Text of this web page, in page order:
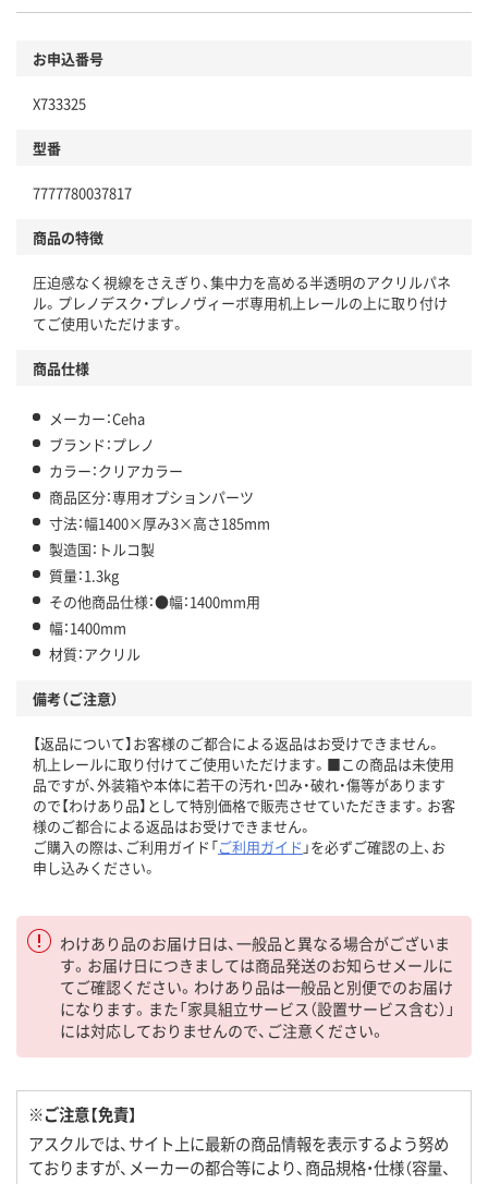
お申込番号
X733325
型番
7777780037817
商品の特徴
圧迫感なく視線をさえぎり、集中力を高める半透明のアクリルパネ
ル。プレノデスク・プレノヴィーボ専用机上レールの上に取り付け
てご使用いただけます。
商品仕様
メーカー：Ceha
ブランド：プレノ
カラー：クリアカラー
商品区分：専用オプションパーツ
寸法：幅1400×厚み3×高さ185mm
製造国：トルコ製
質量：1.3kg
その他商品仕様：●幅：1400mm用
幅：1400mm
材質：アクリル
備考（ご注意）
【返品について】お客様のご都合による返品はお受けできません。
机上レールに取り付けてご使用いただけます。■この商品は未使用
品ですが、外装箱や本体に若干の汚れ・凹み・破れ・傷等があります
ので【わけあり品】として特別価格で販売させていただきます。お客
様のご都合による返品はお受けできません。
ご購入の際は、ご利用ガイド「ご利用ガイド 」を必ずご確認の上、お
申し込みください。
わけあり品のお届け日は、一般品と異なる場合がございま
す。お届け日につきましては商品発送のお知らせメールに
てご確認ください。わけあり品は一般品と別便でのお届け
になります。また「家具組立サービス（設置サービス含む）」
には対応しておりませんので、ご注意ください。
※ご注意【免責】
アスクルでは、サイト上に最新の商品情報を表示するよう努め
ておりますが、メーカーの都合等により、商品規格・仕様（容量、